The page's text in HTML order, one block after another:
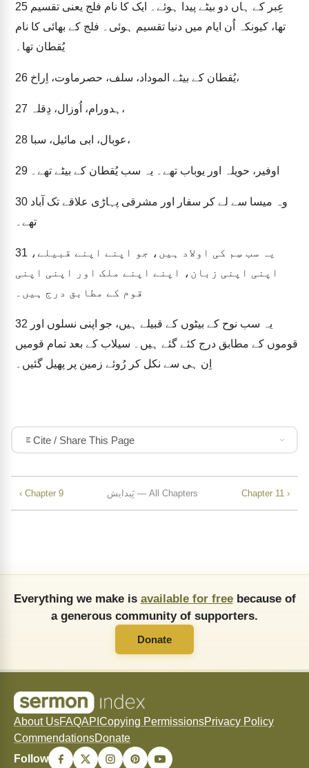
25
تھا، کیونکہ اُن ایام میں دنیا تقسیم ہوئی۔ فلج کے بھائی کا نام
یُقطان تھا۔
26 یُقطان کے بیٹے الموداد، سلف، حصرماوت، اِراخ،
27 ہدورام، اُوزال، دِقلہ،
28 عوبال، ابی مائیل، سبا،
29 اوفیر، حویلہ اور یوباب تھے۔ یہ سب یُقطان کے بیٹے تھے۔
30
تھے۔
31
اپنی اپنی زبان، اپنے اپنے ملک اور اپنی اپنی
قوم کے مطابق درج ہیں۔
32
قوموں کے مطابق درج کئے گئے ہیں۔ سیلاب کے بعد تمام قومیں
اِن ہی سے نکل کر رُوئے زمین پر پھیل گئیں۔
Cite / Share This Page
‹ Chapter 9 پَیدایش — All Chapters Chapter 11 ›
Everything we make is available for freebecause of
a generous community of supporters.
Donate
About UsFAQAPI Copying PermissionsPrivacy Policy
CommendationsDonate
Follow